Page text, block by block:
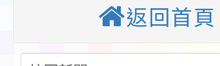
程安排一案
「桃園市補助參觀特色
展演活動實施計畫」
教育部校安中心白海豚
返回首頁